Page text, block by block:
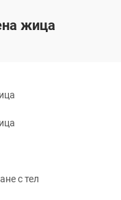
жица
с тел